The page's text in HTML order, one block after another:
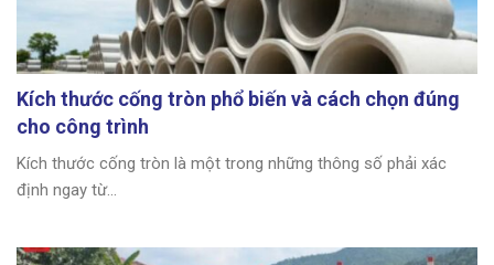
Kích thước cống tròn phổ biến và cách chọn đúng
cho công trình
Kích thước cống tròn là một trong những thông số phải xác
định ngay từ...